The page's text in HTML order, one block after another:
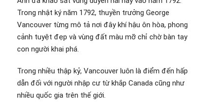
Trong nhật ký năm 1792, thuyền trưởng George
Vancouver từng mô tả nơi đây khí hậu ôn hòa, phong
cảnh tuyệt đẹp và vùng đất màu mỡ chỉ chờ bàn tay
con người khai phá.
Trong nhiều thập kỷ, Vancouver luôn là điểm đến hấp
dẫn đối với người nhập cư từ khắp Canada cũng như
nhiều quốc gia trên thế giới.